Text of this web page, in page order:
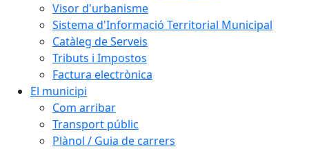
Visor d'urbanisme
Sistema d'Informació Territorial Municipal
Catàleg de Serveis
Tributs i Impostos
Factura electrònica
El municipi
Com arribar
Transport públic
Plànol / Guia de carrers